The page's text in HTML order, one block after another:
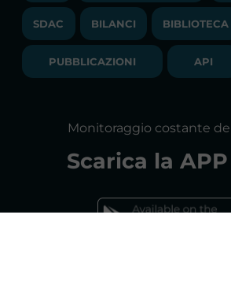
NEWSLETTER
BILANCI DI ESERCIZIO
RELAZIONI ANNUALI
BANDI DI GARA E
SOCIETA'
BIBLIOTECA
GLOSSARIO
DICHIARAZIONE DI
FAQs MERCATO
SDAC BILANCI BIBLIOTECA
PUBBLICAZIONI API
Monitoraggio costante
Scarica la